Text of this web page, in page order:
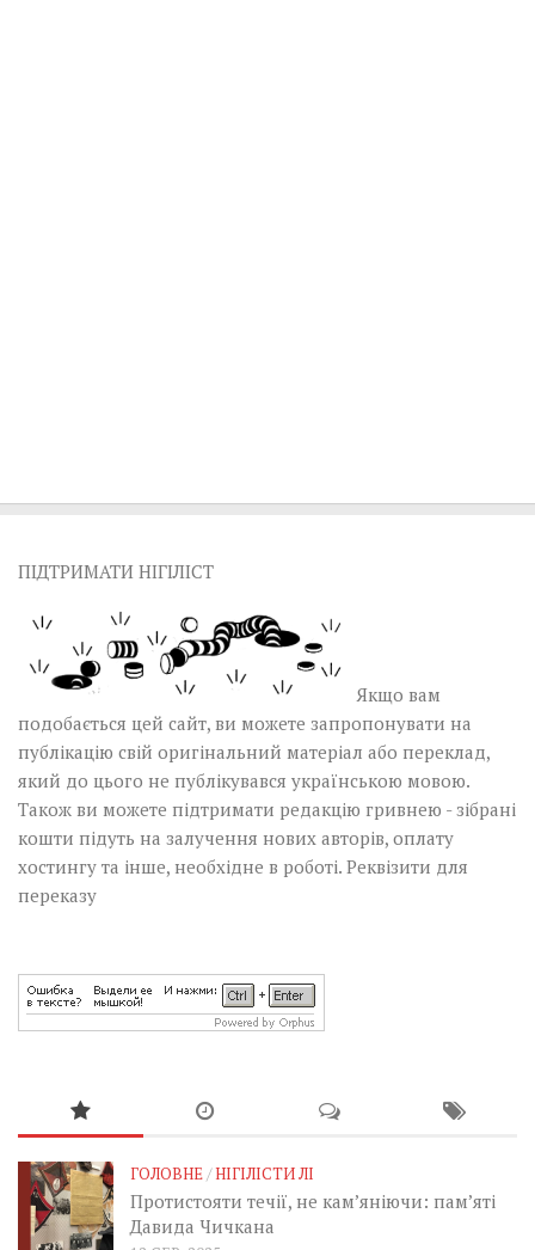
ПІДТРИМАТИ НІГІЛІСТ
Якщо вам
подобається цей сайт, ви можете запропонувати на
публікацію свій оригінальний матеріал або переклад,
який до цього не публікувався українською мовою.
Також ви можете підтримати редакцію гривнею - зібрані
кошти підуть на залучення нових авторів, оплату
хостингу та інше, необхідне в роботі. Реквізити для
переказу
ГОЛОВНЕ/НІГІЛІСТИ ЛІ
Протистояти течії, не кам’яніючи: пам’яті
Давида Чичкана